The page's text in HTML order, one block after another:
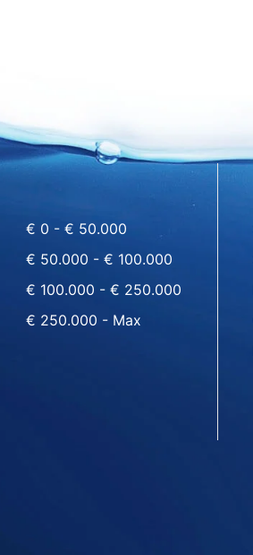
€ 0 - € 50.000
€ 50.000 - € 100.000
€ 100.000 - € 250.000
€ 250.000 - Max